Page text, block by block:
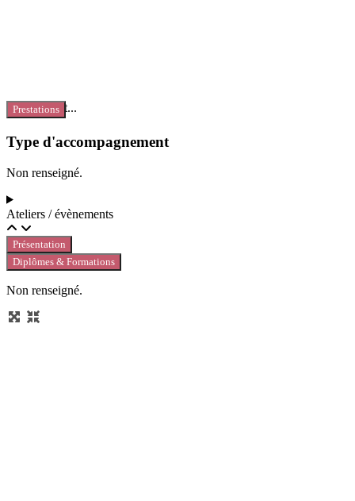
Chargement...
Prestations
Type d'accompagnement
Non renseigné.
Ateliers / évènements
Présentation
Diplômes & Formations
Non renseigné.